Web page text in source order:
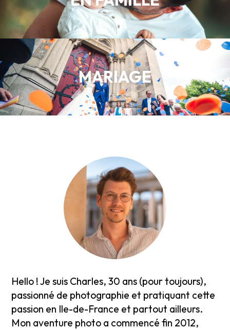
MARIAGE
Hello ! Je suis Charles, 30 ans (pour toujours),
passionné de photographie et pratiquant cette
passion en Ile-de-France et partout ailleurs.
Mon aventure photo a commencé fin 2012,